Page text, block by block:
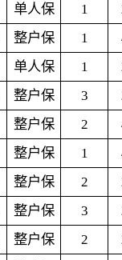
单人保 1
整户保 1
单人保 1
整户保 3
整户保 2
整户保 1
整户保 2
整户保 3
整户保 2